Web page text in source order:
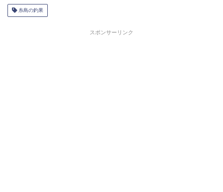
糸島の釣果
スポンサーリンク